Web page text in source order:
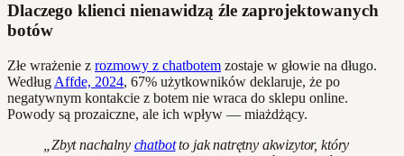
Dlaczego klienci nienawidzą źle zaprojektowanych
botów
Złe wrażenie z rozmowy z chatbotem zostaje w głowie na długo.
Według Affde, 2024, 67% użytkowników deklaruje, że po
negatywnym kontakcie z botem nie wraca do sklepu online.
Powody są prozaiczne, ale ich wpływ — miażdżący.
„Zbyt nachalny chatbotto jak natrętny akwizytor, który